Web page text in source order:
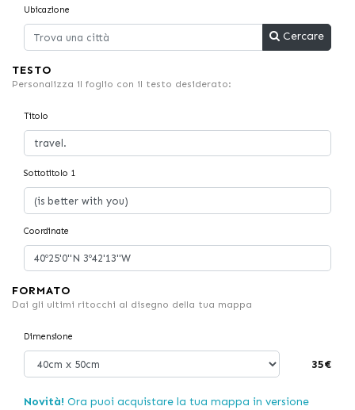
Ubicazione
Cercare
TESTO
Personalizza il foglio con il testo desiderato:
Titolo
Sottotitolo 1
Coordinate
FORMATO
Dai gli ultimi ritocchi al disegno della tua mappa
Dimensione
35€
Novità! Ora puoi acquistare la tua mappa in versione